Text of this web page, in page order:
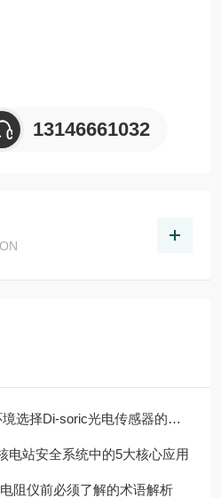
夹持支架
13146661032
择Di-soric光电传感器的指南
电站安全系统中的5大核心应用
阻仪前必须了解的术语解析